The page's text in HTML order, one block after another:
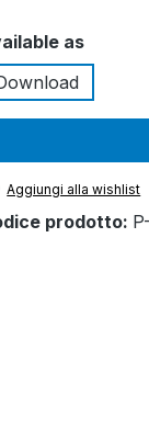
as
Aggiungi alla wishlist
prodotto: